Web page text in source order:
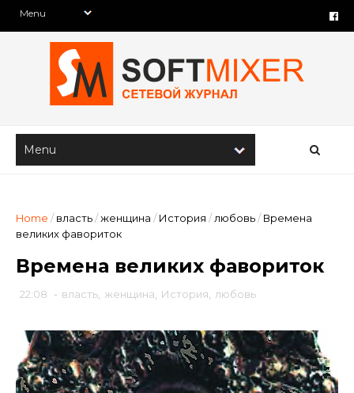
Home / власть/женщина / История / любовь/ Времена
великих фавориток
Времена великих фавориток
22:08 - власть женщина История любовь